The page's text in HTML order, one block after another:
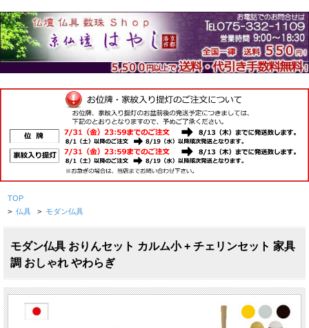
TOP
> 仏具 > モダン仏具
モダン仏具 おりんセット カルム小 + チェリンセット 家具
調 おしゃれ やわらぎ